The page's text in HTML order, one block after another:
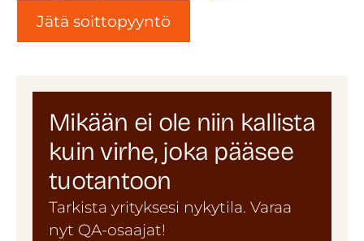
Jätä soittopyyntö
Mikään ei ole niin kallista
kuin virhe, joka pääsee
tuotantoon
Tarkista yrityksesi nykytila. Varaa
nyt QA-osaajat!